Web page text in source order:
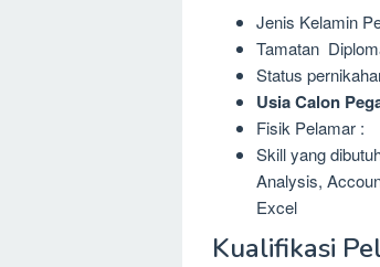
Jenis Kelamin
Tamatan
Status
Usia Calon
Fisik Pelamar :
Skill yang
Analysis,
Excel
Kualifikasi